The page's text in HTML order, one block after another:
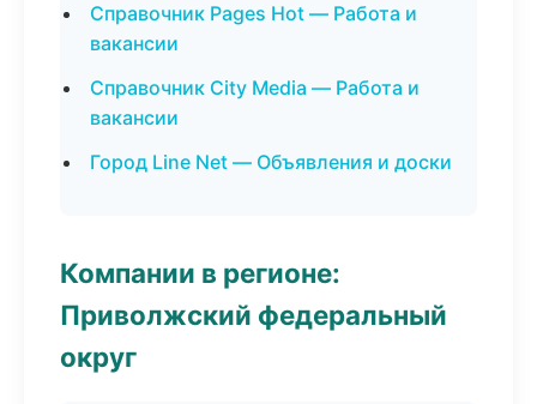
Справочник Pages Hot — Работа и
вакансии
Справочник City Media — Работа и
вакансии
Город Line Net — Объявления и доски
Компании в регионе:
Приволжский федеральный
округ